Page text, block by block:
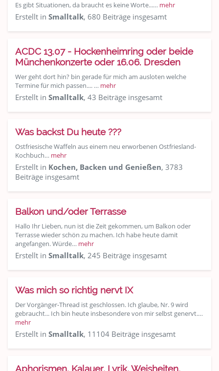
Es gibt Situationen, da braucht es keine Worte...… mehr
Erstellt in Smalltalk, 680 Beiträge insgesamt
ACDC 13.07 - Hockenheimring oder beide
Münchenkonzerte oder 16.06. Dresden
Wer geht dort hin? bin gerade für mich am ausloten welche
Termine für mich passen.... … mehr
Erstellt in Smalltalk, 43 Beiträge insgesamt
Was backst Du heute ???
Ostfriesische Waffeln aus einem neu erworbenen Ostfriesland-
Kochbuch… mehr
Erstellt in Kochen, Backen und Genießen, 3783
Beiträge insgesamt
Balkon und/oder Terrasse
Hallo Ihr Lieben, nun ist die Zeit gekommen, um Balkon oder
Terrasse wieder schön zu machen. Ich habe heute damit
angefangen. Würde… mehr
Erstellt in Smalltalk, 245 Beiträge insgesamt
Was mich so richtig nervt IX
Der Vorgänger-Thread ist geschlossen. Ich glaube, Nr. 9 wird
gebraucht... Ich bin heute insbesondere von mir selbst genervt.…
mehr
Erstellt in Smalltalk, 11104 Beiträge insgesamt
Aphorismen, Kalauer, Lyrik, Weisheiten,